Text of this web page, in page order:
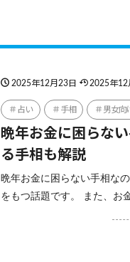
2025年12月23日 2025年12
占い 手相 男女向
晩年お金に困らな
る手相も解説
晩年お金に困らない手相な
をもつ話題です。 また、お